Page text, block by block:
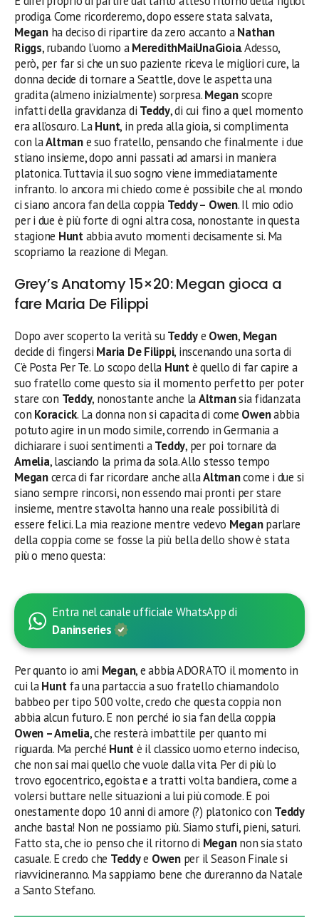
prodiga. Come ricorderemo, dopo essere stata salvata,
Meganha deciso di ripartire da zero accanto aNathan
Riggs, rubando l’uomo aMeredithMaiUnaGioia. Adesso,
però, per far si che un suo paziente riceva le migliori cure, la
donna decide di tornare a Seattle, dove le aspetta una
gradita (almeno inizialmente) sorpresa.Meganscopre
infatti della gravidanza di Teddy, di cui fino a quel momento
era all’oscuro. LaHunt, in preda alla gioia, si complimenta
con laAltmane suo fratello, pensando che finalmente i due
stiano insieme, dopo anni passati ad amarsi in maniera
platonica. Tuttavia il suo sogno viene immediatamente
infranto. Io ancora mi chiedo come è possibile che al mondo
ci siano ancora fan della coppia Teddy – Owen. Il mio odio
per i due è più forte di ogni altra cosa, nonostante in questa
stagione Huntabbia avuto momenti decisamente si. Ma
scopriamo la reazione di Megan.
Grey’s Anatomy 15×20: Megan gioca a
fare Maria De Filippi
Dopo aver scoperto la verità suTeddye Owen, Megan
decide di fingersi Maria De Filippi, inscenando una sorta di
C’è Posta Per Te. Lo scopo della Huntè quello di far capire a
suo fratello come questo sia il momento perfetto per poter
stare con Teddy, nonostante anche laAltmansia fidanzata
con Koracick. La donna non si capacita di come Owenabbia
potuto agire in un modo simile, correndo in Germania a
dichiarare i suoi sentimenti aTeddy, per poi tornare da
Amelia, lasciando la prima da sola. Allo stesso tempo
Megancerca di far ricordare anche allaAltmancome i due si
siano sempre rincorsi, non essendo mai pronti per stare
insieme, mentre stavolta hanno una reale possibilità di
essere felici. La mia reazione mentre vedevo Meganparlare
della coppia come se fosse la più bella dello show è stata
più o meno questa:
Entra nel canale ufficiale WhatsApp di
Daninseries
Per quanto io ami Megan, e abbia ADORATO il momento in
cui laHuntfa una partaccia a suo fratello chiamandolo
babbeo per tipo 500 volte, credo che questa coppia non
abbia alcun futuro. E non perché io sia fan della coppia
Owen – Amelia, che resterà imbattile per quanto mi
riguarda. Ma perché Huntè il classico uomo eterno indeciso,
che non sai mai quello che vuole dalla vita. Per di più lo
trovo egocentrico, egoista e a tratti volta bandiera, come a
volersi buttare nelle situazioni a lui più comode. E poi
onestamente dopo 10 anni di amore (?) platonico con Teddy
anche basta! Non ne possiamo più. Siamo stufi, pieni, saturi.
Fatto sta, che io penso che il ritorno di Megannon sia stato
casuale. E credo che Teddye Owenper il Season Finale si
riavvicineranno. Ma sappiamo bene che dureranno da Natale
a Santo Stefano.